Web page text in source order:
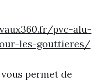
pvc-alu-
les-gouttieres/
permet de